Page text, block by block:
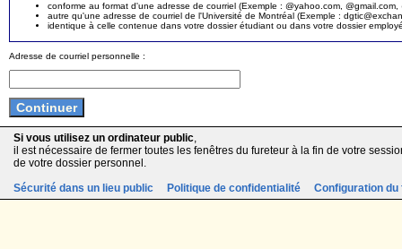
conforme au format d'une adresse de courriel (Exemple : @yahoo.com,
autre qu'une adresse de courriel de l'Université de Montréal (Exemple :
identique à celle contenue dans votre dossier étudiant ou dans votre dossier
Adresse de courriel personnelle :
Si vous utilisez un ordinateur public,
il est nécessaire de fermer toutes les fenêtres du fureteur à la fin de votre
de votre dossier personnel.
Sécurité dans un lieu public
Politique de confidentialité Configuration du